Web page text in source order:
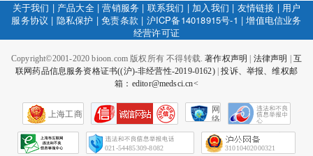
关于我们 | 产品大全|营销服务 | 联系我们 | 加入我们 | 友情链接 | 用户
服务协议 | 隐私保护 |免责条款 | 沪ICP备14018915号-1 |增值电信业务
经营许可证
Copyright©2001-2020 bioon.com 版权所有 不得转载.著作权声明 法律声明
互
联网药品信息服务资格证书((沪)-非经营性-2019-0162)|投诉、举报、维权邮
箱：editor@medsci.cn<
上海工商
网
络
会
征
021-54485309-8082 31010402000321